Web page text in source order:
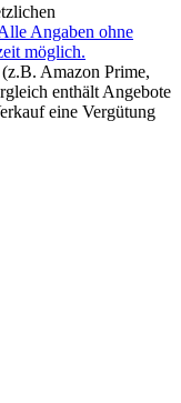
Angaben ohne
möglich.
Amazon Prime,
enthält Angebote
eine Vergütung